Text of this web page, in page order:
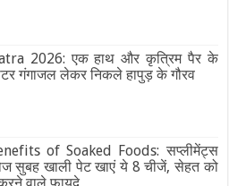
2026: एक हाथ और कृत्रिम पैर के
गंगाजल लेकर निकले हापुड़ के गौरव
of Soaked Foods: सप्लीमेंट्स
सुबह खाली पेट खाएं ये 8 चीजें, सेहत को